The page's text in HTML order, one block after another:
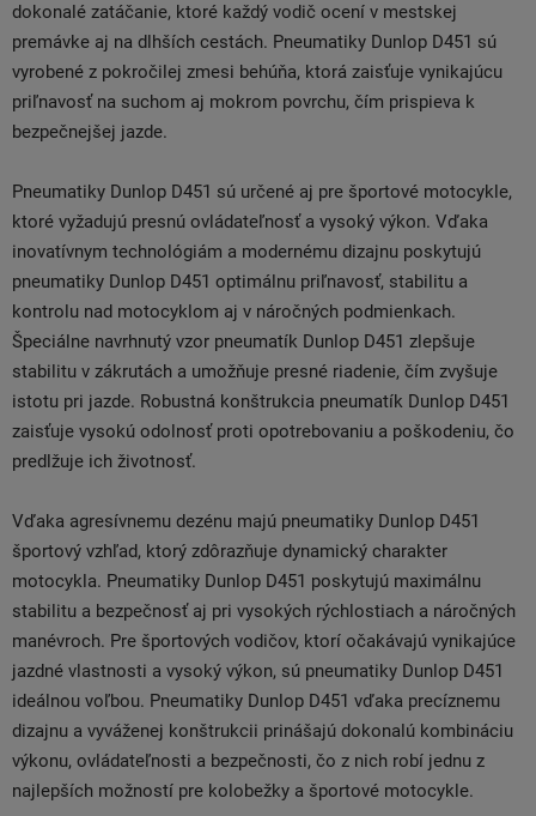
dokonalé zatáčanie, ktoré každý vodič ocení v mestskej
premávke aj na dlhších cestách. Pneumatiky Dunlop D451 sú
vyrobené z pokročilej zmesi behúňa, ktorá zaisťuje vynikajúcu
priľnavosť na suchom aj mokrom povrchu, čím prispieva k
bezpečnejšej jazde.
Pneumatiky Dunlop D451 sú určené aj pre športové motocykle,
ktoré vyžadujú presnú ovládateľnosť a vysoký výkon. Vďaka
inovatívnym technológiám a modernému dizajnu poskytujú
pneumatiky Dunlop D451 optimálnu priľnavosť, stabilitu a
kontrolu nad motocyklom aj v náročných podmienkach.
Špeciálne navrhnutý vzor pneumatík Dunlop D451 zlepšuje
stabilitu v zákrutách a umožňuje presné riadenie, čím zvyšuje
istotu pri jazde. Robustná konštrukcia pneumatík Dunlop D451
zaisťuje vysokú odolnosť proti opotrebovaniu a poškodeniu, čo
predlžuje ich životnosť.
Vďaka agresívnemu dezénu majú pneumatiky Dunlop D451
športový vzhľad, ktorý zdôrazňuje dynamický charakter
motocykla. Pneumatiky Dunlop D451 poskytujú maximálnu
stabilitu a bezpečnosť aj pri vysokých rýchlostiach a náročných
manévroch. Pre športových vodičov, ktorí očakávajú vynikajúce
jazdné vlastnosti a vysoký výkon, sú pneumatiky Dunlop D451
ideálnou voľbou. Pneumatiky Dunlop D451 vďaka precíznemu
dizajnu a vyváženej konštrukcii prinášajú dokonalú kombináciu
výkonu, ovládateľnosti a bezpečnosti, čo z nich robí jednu z
najlepších možností pre kolobežky a športové motocykle.